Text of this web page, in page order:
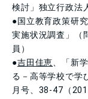
検討」独立行政法
●国立教育政策研
実施状況調査」（
員）
●吉田佳恵 、「新
る－高等学校で学
月号、38-47（